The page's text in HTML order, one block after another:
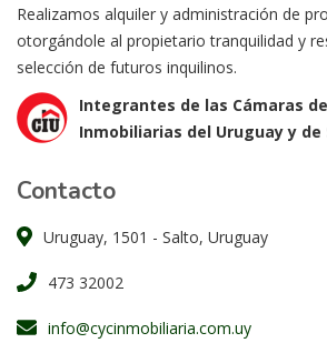
Realizamos alquiler y administración de
otorgándole al propietario tranquilidad y
selección de futuros inquilinos.
Integrantes de las Cámaras de
Inmobiliarias del Uruguay y de
Contacto
Uruguay, 1501 - Salto, Uruguay
473 32002
info@cycinmobiliaria.com.uy